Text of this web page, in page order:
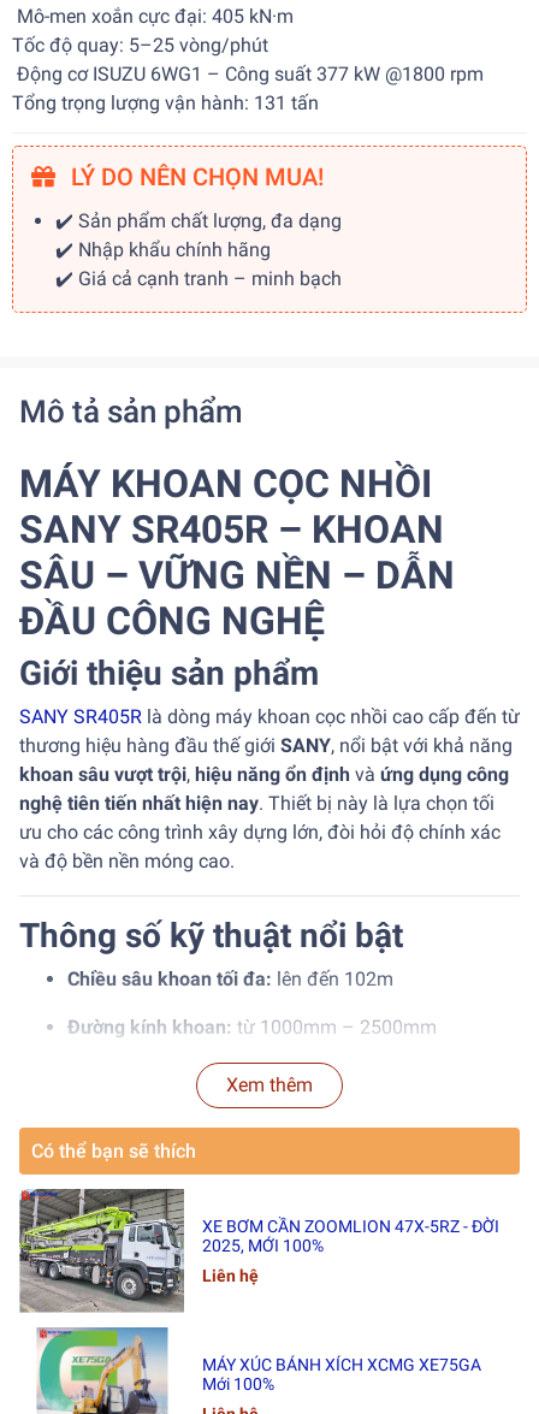
Mô-men xoắn cực đại: 405 kN·m
Tốc độ quay: 5–25 vòng/phút
Động cơ ISUZU 6WG1 – Công suất 377 kW @1800 rpm
Tổng trọng lượng vận hành: 131 tấn
LÝ DO NÊN CHỌN MUA!
✔️ Sản phẩm chất lượng, đa dạng
✔️ Nhập khẩu chính hãng
✔️ Giá cả cạnh tranh – minh bạch
Mô tả sản phẩm
MÁY KHOAN CỌC NHỒI
SANY SR405R – KHOAN
SÂU – VỮNG NỀN – DẪN
ĐẦU CÔNG NGHỆ
Giới thiệu sản phẩm
SANY SR405R là dòng máy khoan cọc nhồi cao cấp đến từ
thương hiệu hàng đầu thế giới SANY, nổi bật với khả năng
khoan sâu vượt trội, hiệu năng ổn định và ứng dụng công
nghệ tiên tiến nhất hiện nay. Thiết bị này là lựa chọn tối
ưu cho các công trình xây dựng lớn, đòi hỏi độ chính xác
và độ bền nền móng cao.
Thông số kỹ thuật nổi bật
Chiều sâu khoan tối đa: lên đến 102m
Đường kính khoan: từ 1000mm – 2500mm
Mô-men xoắn lớn: lên tới 405kN.m
Động cơ mạnh mẽ:Cummins / CAT tiêu chuẩn quốc
tế
Hệ thống điều khiển thông minh:
giám sát thời gian thực
Tiết kiệm nhiên liệu – Giảm tiếng ồn – Thân thiện
môi trường
Ưu điểm vượt trội
Xem thêm
Có thể bạn sẽ thích
XE BƠM CẦN ZOOMLION 47X-5RZ - ĐỜI
2025, MỚI 100%
Liên hệ
MÁY XÚC BÁNH XÍCH XCMG XE75GA
Mới 100%